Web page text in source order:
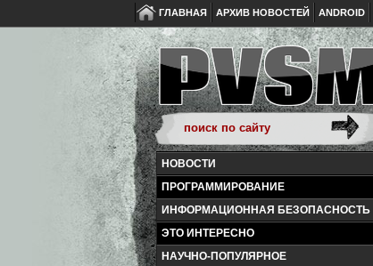
ГЛАВНАЯ АРХИВ НОВОСТЕЙ ANDROID
НОВОСТИ
ПРОГРАММИРОВАНИЕ
ИНФОРМАЦИОННАЯ БЕЗОПАСНОСТЬ
ЭТО ИНТЕРЕСНО
НАУЧНО-ПОПУЛЯРНОЕ